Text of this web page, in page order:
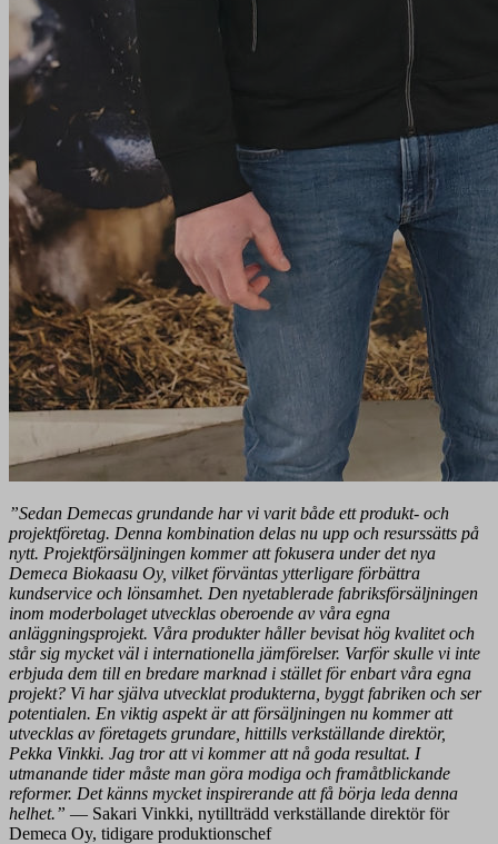
”Sedan Demecas grundande har vi varit både ett produkt- och
projektföretag. Denna kombination delas nu upp och resurssätts på
nytt. Projektförsäljningen kommer att fokusera under det nya
Demeca Biokaasu Oy, vilket förväntas ytterligare förbättra
kundservice och lönsamhet. Den nyetablerade fabriksförsäljningen
inom moderbolaget utvecklas oberoende av våra egna
anläggningsprojekt. Våra produkter håller bevisat hög kvalitet och
står sig mycket väl i internationella jämförelser. Varför skulle vi inte
erbjuda dem till en bredare marknad i stället för enbart våra egna
projekt? Vi har själva utvecklat produkterna, byggt fabriken och ser
potentialen. En viktig aspekt är att försäljningen nu kommer att
utvecklas av företagets grundare, hittills verkställande direktör,
Pekka Vinkki. Jag tror att vi kommer att nå goda resultat. I
utmanande tider måste man göra modiga och framåtblickande
reformer. Det känns mycket inspirerande att få börja leda denna
helhet.” — Sakari Vinkki, nytillträdd verkställande direktör för
Demeca Oy, tidigare produktionschef